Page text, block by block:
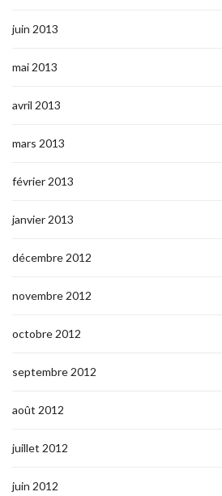
juin 2013
mai 2013
avril 2013
mars 2013
février 2013
janvier 2013
décembre 2012
novembre 2012
octobre 2012
septembre 2012
août 2012
juillet 2012
juin 2012